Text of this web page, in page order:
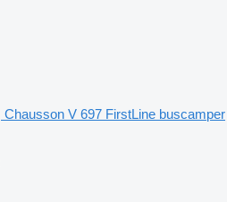
Chausson V 697 FirstLine buscamper